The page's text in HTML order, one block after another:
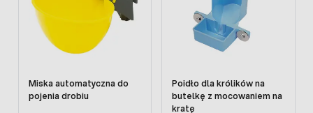
Miska automatyczna do
pojenia drobiu
Poidło dla królików na
butelkę z mocowaniem na
kratę